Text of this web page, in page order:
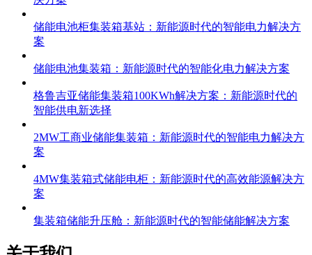
储能电池柜集装箱基站：新能源时代的智能电力解决方
案
储能电池集装箱：新能源时代的智能化电力解决方案
格鲁吉亚储能集装箱100KWh解决方案：新能源时代的
智能供电新选择
2MW工商业储能集装箱：新能源时代的智能电力解决方
案
4MW集装箱式储能电柜：新能源时代的高效能源解决方
案
集装箱储能升压舱：新能源时代的智能储能解决方案